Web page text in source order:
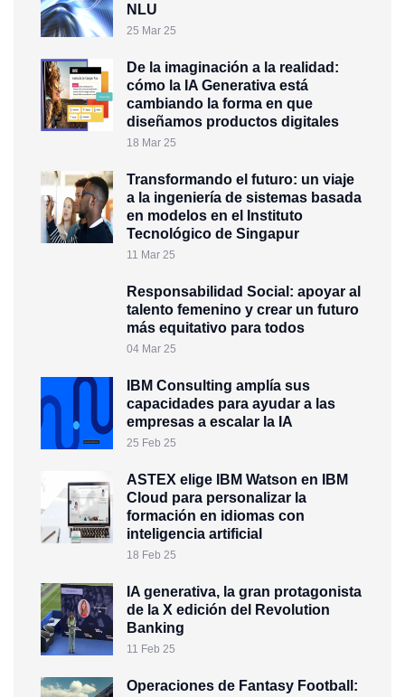
NLU
25 Mar 25
De la imaginación a la realidad:
cómo la IA Generativa está
cambiando la forma en que
diseñamos productos digitales
18 Mar 25
Transformando el futuro: un viaje
a la ingeniería de sistemas basada
en modelos en el Instituto
Tecnológico de Singapur
11 Mar 25
Responsabilidad Social: apoyar al
talento femenino y crear un futuro
más equitativo para todos
04 Mar 25
IBM Consulting amplía sus
capacidades para ayudar a las
empresas a escalar la IA
25 Feb 25
ASTEX elige IBM Watson en IBM
Cloud para personalizar la
formación en idiomas con
inteligencia artificial
18 Feb 25
IA generativa, la gran protagonista
de la X edición del Revolution
Banking
11 Feb 25
Operaciones de Fantasy Football: